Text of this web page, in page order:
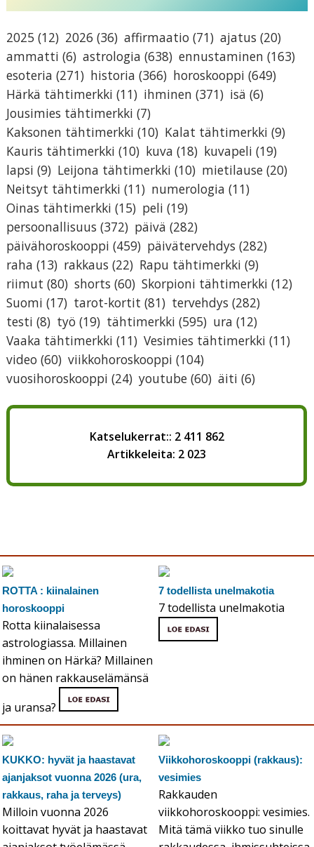
2025 (12) 2026 (36) affirmaatio (71) ajatus (20)
ammatti (6) astrologia (638) ennustaminen (163)
esoteria (271) historia (366) horoskooppi (649)
Härkä tähtimerkki (11) ihminen (371) isä (6)
Jousimies tähtimerkki (7)
Kaksonen tähtimerkki (10) Kalat tähtimerkki (9)
Kauris tähtimerkki (10) kuva (18) kuvapeli (19)
lapsi (9) Leijona tähtimerkki (10) mietilause (20)
Neitsyt tähtimerkki (11) numerologia (11)
Oinas tähtimerkki (15) peli (19)
persoonallisuus (372) päivä (282)
päivähoroskooppi (459) päivätervehdys (282)
raha (13) rakkaus (22) Rapu tähtimerkki (9)
riimut (80) shorts (60) Skorpioni tähtimerkki (12)
Suomi (17) tarot-kortit (81) tervehdys (282)
testi (8) työ (19) tähtimerkki (595) ura (12)
Vaaka tähtimerkki (11) Vesimies tähtimerkki (11)
video (60) viikkohoroskooppi (104)
vuosihoroskooppi (24) youtube (60) äiti (6)
Katselukerrat:: 2 411 862
Artikkeleita: 2 023
ROTTA : kiinalainen
horoskooppi
Rotta kiinalaisessa
astrologiassa. Millainen
ihminen on Härkä? Millainen
on hänen rakkauselämänsä
ja uransa?
7 todellista unelmakotia
7 todellista unelmakotia
KUKKO: hyvät ja haastavat
ajanjaksot vuonna 2026 (ura,
rakkaus, raha ja terveys)
Milloin vuonna 2026
koittavat hyvät ja haastavat
Viikkohoroskooppi (rakkaus):
vesimies
Rakkauden
viikkohoroskooppi: vesimies.
Mitä tämä viikko tuo sinulle